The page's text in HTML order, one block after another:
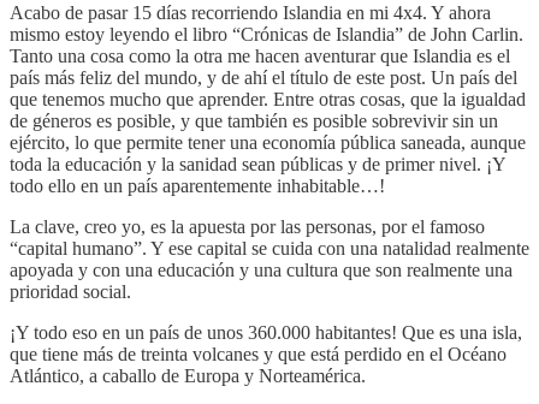
Acabo de pasar 15 días recorriendo Islandia en mi 4x4. Y ahora
mismo estoy leyendo el libro “Crónicas de Islandia” de John Carlin.
Tanto una cosa como la otra me hacen aventurar que Islandia es el
país más feliz del mundo, y de ahí el título de este post. Un país del
que tenemos mucho que aprender. Entre otras cosas, que la igualdad
de géneros es posible, y que también es posible sobrevivir sin un
ejército, lo que permite tener una economía pública saneada, aunque
toda la educación y la sanidad sean públicas y de primer nivel. ¡Y
todo ello en un país aparentemente inhabitable…!
La clave, creo yo, es la apuesta por las personas, por el famoso
“capital humano”. Y ese capital se cuida con una natalidad realmente
apoyada y con una educación y una cultura que son realmente una
prioridad social.
¡Y todo eso en un país de unos 360.000 habitantes! Que es una isla,
que tiene más de treinta volcanes y que está perdido en el Océano
Atlántico, a caballo de Europa y Norteamérica.